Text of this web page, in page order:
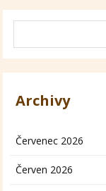
Archivy
Červenec 2026
Červen 2026